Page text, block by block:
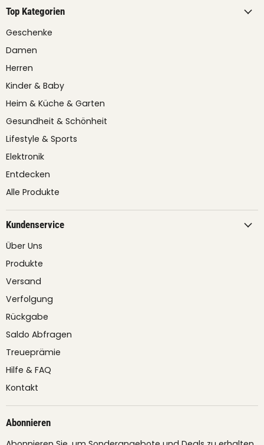
Top Kategorien
Geschenke
Damen
Herren
Kinder & Baby
Heim & Küche & Garten
Gesundheit & Schönheit
Lifestyle & Sports
Elektronik
Entdecken
Alle Produkte
Kundenservice
Über Uns
Produkte
Versand
Verfolgung
Rückgabe
Saldo Abfragen
Treueprämie
Hilfe & FAQ
Kontakt
Abonnieren